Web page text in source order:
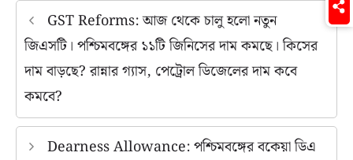
GST Reforms: আজ থেকে চালু হলো নতুন
জিএসটি। পশ্চিমবঙ্গের ১১টি জিনিসের দাম কমছে। কিসের
দাম বাড়ছে? রান্নার গ্যাস, পেট্রোল ডিজেলের দাম কবে
কমবে?
Dearness Allowance: পশ্চিমবঙ্গের বকেয়া ডিএ